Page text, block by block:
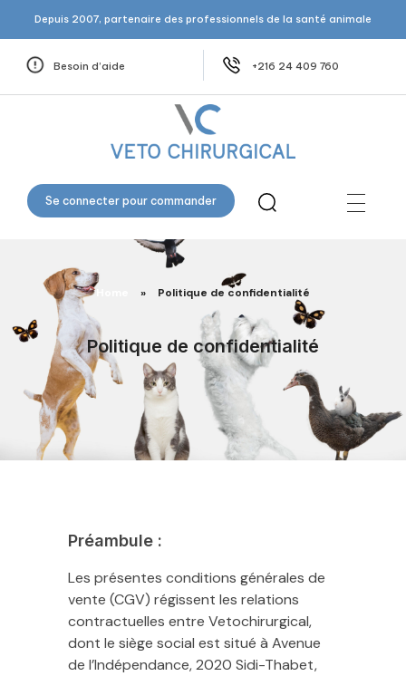
Depuis 2007, partenaire des professionnels de la santé animale
Besoin d’aide +216 24 409 760
Se connecter pour commander
» Politique de confidentialité
Politique de confidentialité
Préambule :
Les présentes conditions générales de
vente (CGV) régissent les relations
contractuelles entre Vetochirurgical,
dont le siège social est situé à Avenue
de l’Indépendance, 2020 Sidi-Thabet,